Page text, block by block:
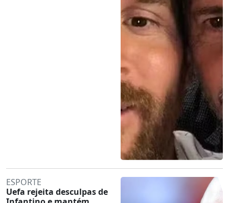
ESPORTE
Uefa rejeita desculpas de